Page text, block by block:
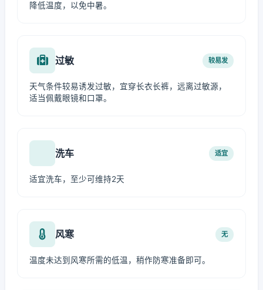
降低温度，以免中暑。
过敏 较易发
天气条件较易诱发过敏，宜穿长衣长裤，远离过敏源，
适当佩戴眼镜和口罩。
洗车 适宜
适宜洗车，至少可维持2天
风寒 无
温度未达到风寒所需的低温，稍作防寒准备即可。